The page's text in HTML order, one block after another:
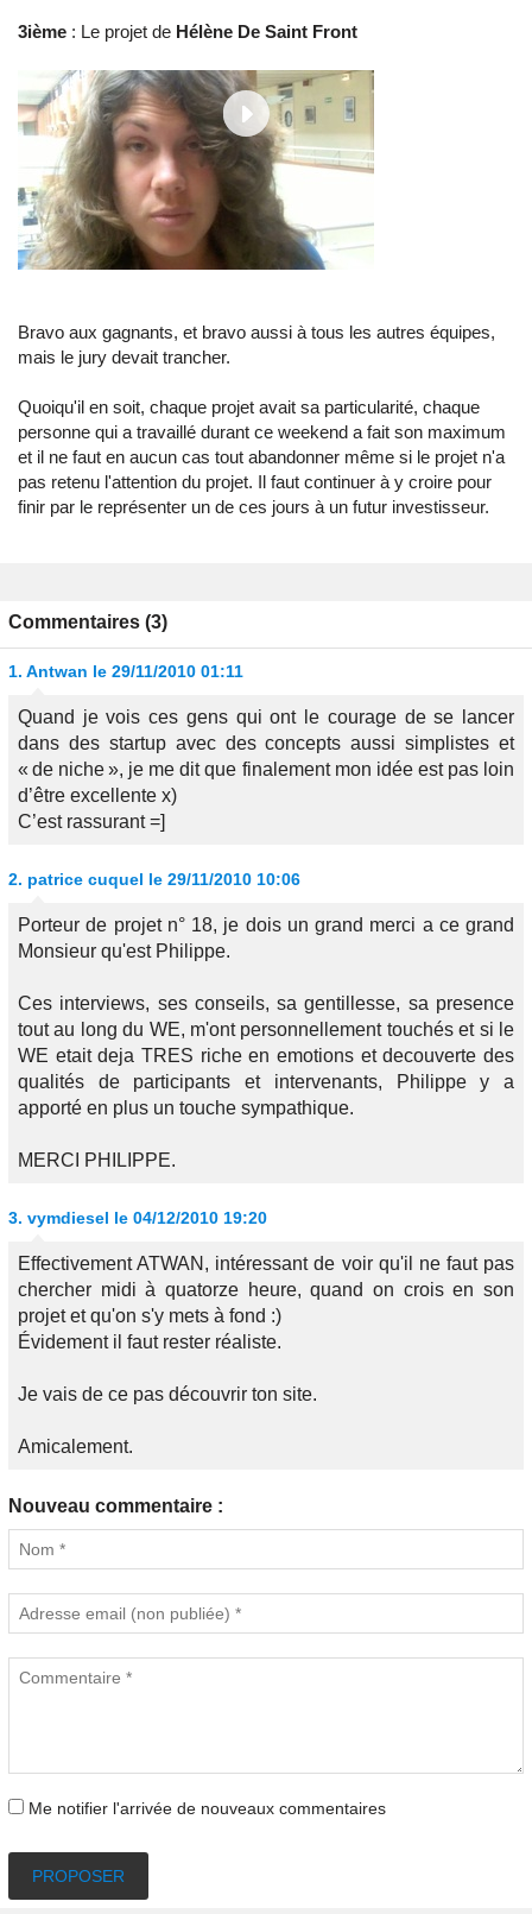
3ième : Le projet de Hélène De Saint Front
Bravo aux gagnants, et bravo aussi à tous les autres équipes,
mais le jury devait trancher.
Quoiqu'il en soit, chaque projet avait sa particularité, chaque
personne qui a travaillé durant ce weekend a fait son maximum
et il ne faut en aucun cas tout abandonner même si le projet n'a
pas retenu l'attention du projet. Il faut continuer à y croire pour
finir par le représenter un de ces jours à un futur investisseur.
Commentaires (3)
1. Antwan le 29/11/2010 01:11
Quand je vois ces gens qui ont le courage de se lancer
dans des startup avec des concepts aussi simplistes et
« de niche », je me dit que finalement mon idée est pas loin
d’être excellente x)
C’est rassurant =]
2. patrice cuquel le 29/11/2010 10:06
Porteur de projet n° 18, je dois un grand merci a ce grand
Monsieur qu'est Philippe.
Ces interviews, ses conseils, sa gentillesse, sa presence
tout au long du WE, m'ont personnellement touchés et si le
WE etait deja TRES riche en emotions et decouverte des
qualités de participants et intervenants, Philippe y a
apporté en plus un touche sympathique.
MERCI PHILIPPE.
3. vymdiesel le 04/12/2010 19:20
Effectivement ATWAN, intéressant de voir qu'il ne faut pas
chercher midi à quatorze heure, quand on crois en son
projet et qu'on s'y mets à fond :)
Évidement il faut rester réaliste.
Je vais de ce pas découvrir ton site.
Amicalement.
Nouveau commentaire :
Me notifier l'arrivée de nouveaux commentaires
PROPOSER